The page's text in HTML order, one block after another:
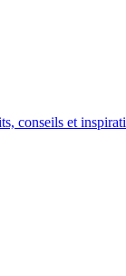
conseils et